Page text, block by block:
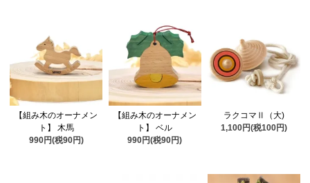
【組み木のオーナメン
ト】 木馬
990円(税90円)
【組み木のオーナメン
ト】 ベル
990円(税90円)
ラクコマⅡ（大)
1,100円(税100円)